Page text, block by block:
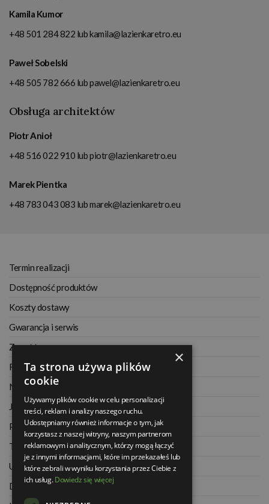
Kamila Kumor
+48 501 284 822 lubkamila@lazienkaretro.eu
Paweł Sobelski
+48 505 782 666 lubpawel@lazienkaretro.eu
Obsługa architektów
Piotr Anioł
+48 516 022 910 lubpiotr@lazienkaretro.eu
Marek Pientka
+48 783 043 083 lubmarek@lazienkaretro.eu
Termin realizacji
Dostępność produktów
Koszty dostawy
Gwarancja i serwis
Zwrot towaru
Regulamin
Najczęściej zadawane pytania
Jak kupować na raty
Polityka prywatności
Twoje zamówienia
Ustawienia konta
Dane kontaktowe
×
Ta strona używa plików
cookie
Używamy plików cookie w celu personalizacji
treści, reklam i analizy naszego ruchu.
Udostępniamy również informacje o tym, jak
korzystasz z naszej witryny, naszym partnerom
reklamowym i analitycznym, którzy mogą łączyć
je z innymi informacjami, które im przekazałeś lub
które zebrali w wyniku korzystania przez Ciebie z
ich usług.Dowiedz się więcej